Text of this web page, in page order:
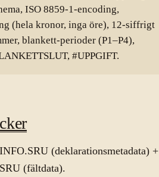
ISO 8859-1-encoding,
(hela kronor, inga öre), 12-siffrigt
blankett-perioder (P1–P4),
#UPPGIFT.
(deklarationsmetadata) +
(fältdata).